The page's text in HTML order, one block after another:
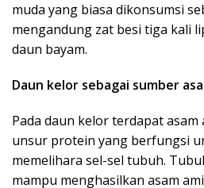
muda yang biasa dikonsumsi
mengandung zat besi tiga kali
daun bayam.
Daun kelor sebagai sumber
Pada daun kelor terdapat asam
unsur protein yang berfungsi
memelihara sel-sel tubuh.
mampu menghasilkan asam